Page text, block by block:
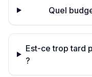
Quel
Est-ce trop tard
?